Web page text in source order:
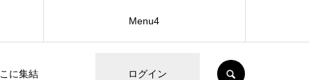
に集結 ログイン
Menu4